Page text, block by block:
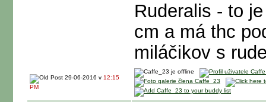
Ruderalis - to
cm a má thc
miláčikov s
29-06-2016 v 12:15
PM